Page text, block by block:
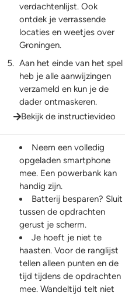
verdachtenlijst. Ook
ontdek je verrassende
locaties en weetjes over
Groningen.
Aan het einde van het spel
heb je alle aanwijzingen
verzameld en kun je de
dader ontmaskeren.
Bekijk de instructievideo
Neem een volledig
opgeladen smartphone
mee. Een powerbank kan
handig zijn.
Batterij besparen? Sluit
tussen de opdrachten
gerust je scherm.
Je hoeft je niet te
haasten. Voor de ranglijst
tellen alleen punten en de
tijd tijdens de opdrachten
mee. Wandeltijd telt niet